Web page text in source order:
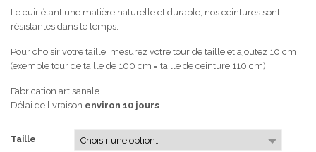
Le cuir étant une matière naturelle et durable, nos ceintures sont
résistantes dans le temps.
Pour choisir votre taille: mesurez votre tour de taille et ajoutez 10 cm
(exemple tour de taille de 100 cm = taille de ceinture 110 cm).
Fabrication artisanale
Délai de livraison environ 10 jours
Taille